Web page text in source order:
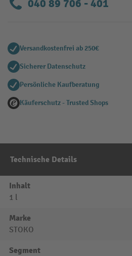
040 89 706 - 401
Versandkostenfrei ab 250€
Sicherer Datenschutz
Persönliche Kaufberatung
Käuferschutz - Trusted Shops
Technische Details
Inhalt
1 l
Marke
STOKO
Segment